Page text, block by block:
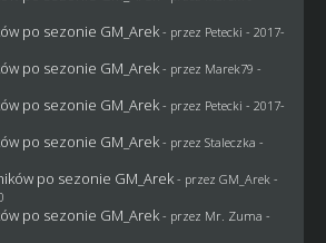
po sezonie GM_Arek - przez Petecki - 2017-
po sezonie GM_Arek - przez Marek79 -
po sezonie GM_Arek - przez Petecki - 2017-
po sezonie GM_Arek - przez Staleczka -
po sezonie GM_Arek - przez GM_Arek -
po sezonie GM_Arek - przez Mr. Zuma -